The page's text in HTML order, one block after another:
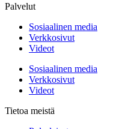
Palvelut
Sosiaalinen media
Verkkosivut
Videot
Sosiaalinen media
Verkkosivut
Videot
Tietoa meistä